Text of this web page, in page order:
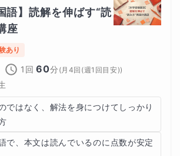
語】読解を伸ばす“読
座
あり
1回 60分 (月4回(週1回目安))
ではなく、解法を身につけてしっかり
で、本文は読んでいるのに点数が安定